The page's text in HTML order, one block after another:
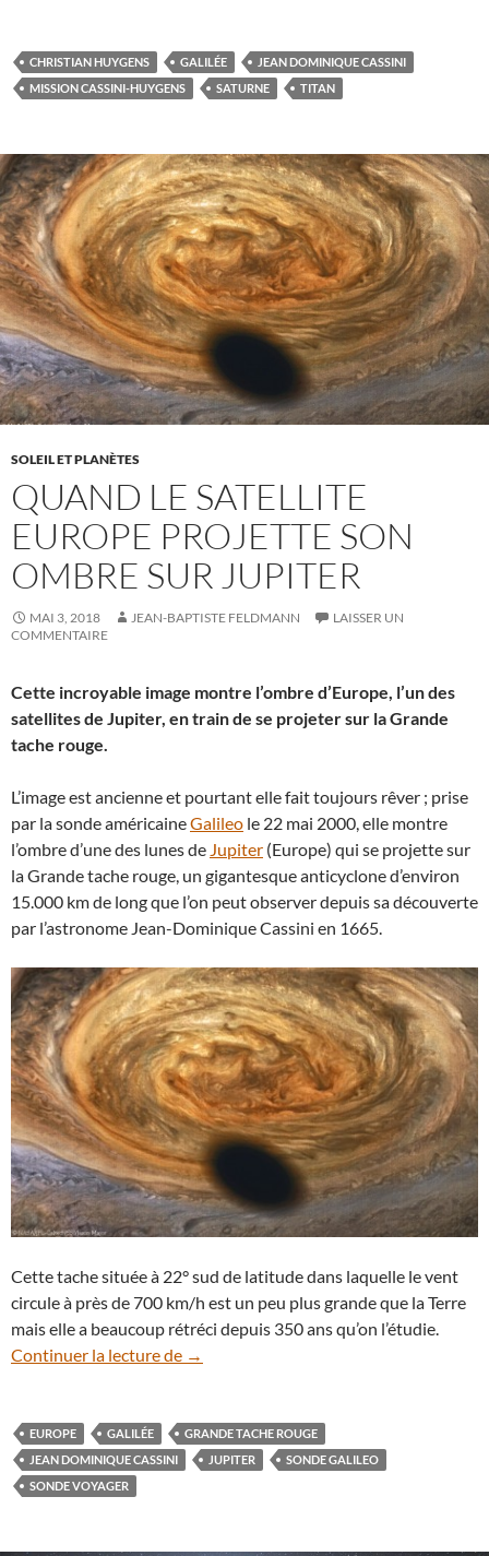
CHRISTIAN HUYGENS GALILÉE
JEAN DOMINIQUE CASSINI
MISSION CASSINI-HUYGENS
SATURNE TITAN
SOLEIL ET PLANÈTES
QUAND LE SATELLITE
EUROPE PROJETTE SON
OMBRE SUR JUPITER
MAI 3, 2018 JEAN-BAPTISTE FELDMANN
LAISSER UN
COMMENTAIRE
Cette incroyable image montre l’ombre d’Europe, l’un des
satellites de Jupiter, en train de se projeter sur la Grande
tache rouge.
L’image est ancienne et pourtant elle fait toujours rêver ; prise
par la sonde américaineGalileo le 22 mai 2000, elle montre
l’ombre d’une des lunes de Jupiter (Europe) qui se projette sur
la Grande tache rouge, un gigantesque anticyclone d’environ
15.000 km de long que l’on peut observer depuis sa découverte
par l’astronome Jean-Dominique Cassini en 1665.
Cette tache située à 22° sud de latitude dans laquelle le vent
circule à près de 700 km/h est un peu plus grande que la Terre
mais elle a beaucoup rétréci depuis 350 ans qu’on l’étudie.
Continuer la lecture de Quand le satellite Europe projette son
→
EUROPE GALILÉE
GRANDE TACHE ROUGE
JEAN DOMINIQUE CASSINI
JUPITER
SONDE GALILEO
SONDE VOYAGER